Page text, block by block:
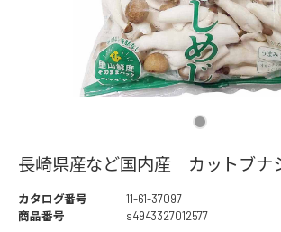
長崎県産など国内産 カットブナ
カタログ番号
11-61-37097
商品番号
s4943327012577